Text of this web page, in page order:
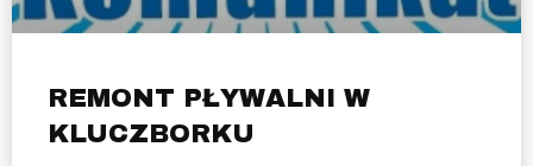
REMONT PŁYWALNI W
KLUCZBORKU